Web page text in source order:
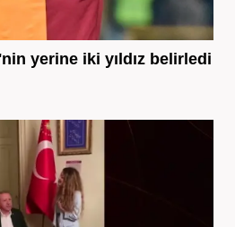
yerine iki yıldız belirledi